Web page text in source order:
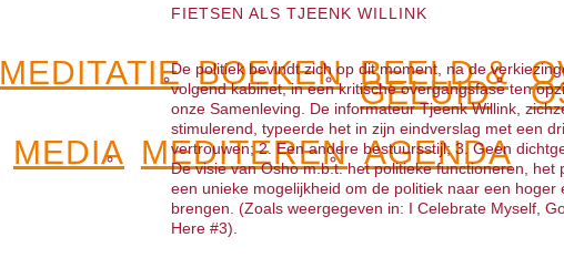
MEDITATIE BOEKEN BEELD &
GELUID
MEDIA MEDITEREN AGENDA
FIETSEN ALS TJEENK WILLINK
De politiek bevindt zich op dit moment, na de
volgend kabinet, in een kritische overgangsfase ten
onze Samenleving. De informateur Tjeenk Willink,
stimulerend, typeerde het in zijn eindverslag met een
vertrouwen; 2. Een andere bestuursstijl; 3. Geen
De visie van Osho m.b.t. het politieke functioneren, het
een unieke mogelijkheid om de politiek naar een hoger
brengen. (Zoals weergegeven in: I Celebrate Myself,
Here #3).